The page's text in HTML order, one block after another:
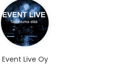
Event Live Oy